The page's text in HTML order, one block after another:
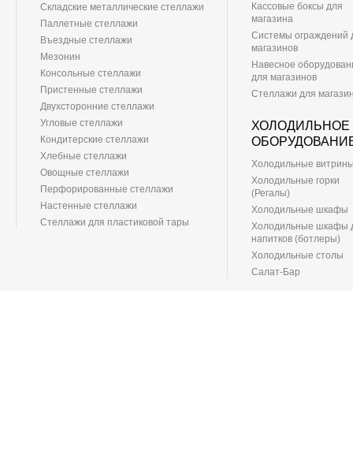
Складские металлические стеллажи
Паллетные стеллажи
Въездные стеллажи
Мезонин
Консольные стеллажи
Пристенные стеллажи
Двухсторонние стеллажи
Угловые стеллажи
Кондитерские стеллажи
Хлебные стеллажи
Овощные стеллажи
Перфорированные стеллажи
Настенные стеллажи
Стеллажи для пластиковой тары
Кассовые боксы для
магазина
Системы ограждений
магазинов
Навесное
для магазинов
Стеллажи для
ХОЛОДИЛЬНОЕ
Холодильные
Холодильные горки
(Регалы)
Холодильные шкафы
Холодильные шкафы
напитков (ботлеры)
Холодильные столы
Салат-Бар